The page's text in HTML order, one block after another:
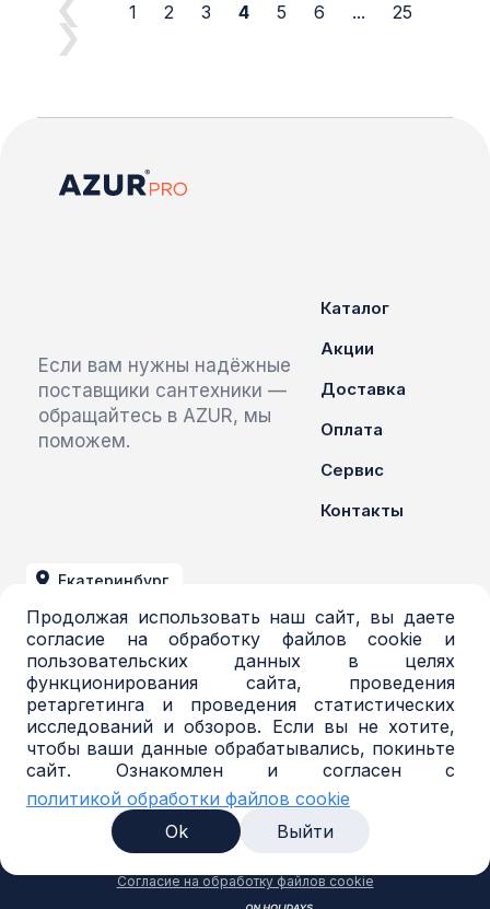
1 2 3 4 5 6 ... 25
Продолжая использовать наш сайт, вы даете
согласие на обработку файлов cookie и
пользовательских данных в целях
функционирования сайта, проведения
ретаргетинга и проведения статистических
исследований и обзоров. Если вы не хотите,
чтобы ваши данные обрабатывались, покиньте
сайт. Ознакомлен и согласен с
политикой обработки файлов cookie
Ok
Выйти
Если вам нужны надёжные
поставщики сантехники —
обращайтесь в AZUR, мы
поможем.
Каталог
Акции
Доставка
Оплата
Сервис
Контакты
Екатеринбург
+7 (343) 379-03-71
azur@azur-opt.ru
© 2016-2026, Торговая система AZUR. Все
права защищены.
Политика в отношении обработки
персональных данных
Согласие на обработку персональных данных
Согласие на обработку файлов cookie